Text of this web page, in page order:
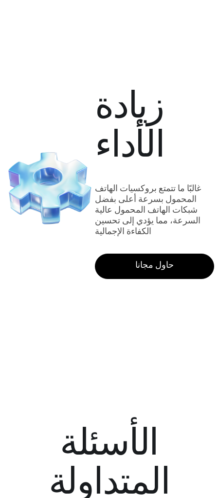
زيادة
الأداء
غالبًا ما تتمتع بروكسيات الهاتف
المحمول بسرعة أعلى بفضل
شبكات الهاتف المحمول عالية
السرعة، مما يؤدي إلى تحسين
الكفاءة الإجمالية
حاول مجانا
الأسئلة
المتداولة